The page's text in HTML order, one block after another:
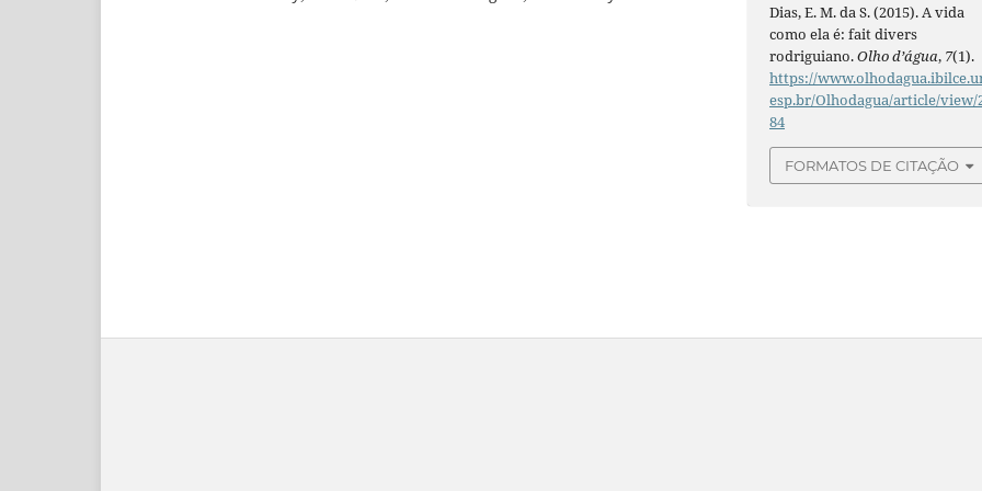
Dias, E. M. da S. (2015). A vida
como ela é: fait divers
rodriguiano.Olho d’água, 7(1).
https://
esp.br/Olhodagua/article/view/
84
FORMATOS DE CITAÇÃO